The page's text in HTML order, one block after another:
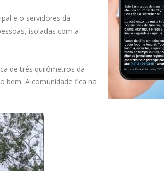
e o servidores da
isoladas com a
de três quilômetros da
bem. A comunidade fica na